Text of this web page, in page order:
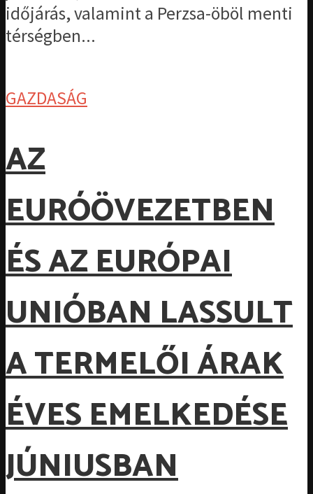
időjárás, valamint a Perzsa-öböl menti
térségben...
GAZDASÁG
AZ
EURÓÖVEZETBEN
ÉS AZ EURÓPAI
UNIÓBAN LASSULT
A TERMELŐI ÁRAK
ÉVES EMELKEDÉSE
JÚNIUSBAN